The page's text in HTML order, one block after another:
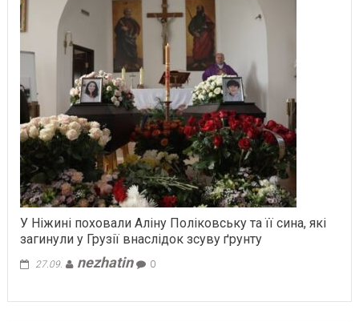
У Ніжині поховали Аліну Поліковську та її сина, які
загинули у Грузії внаслідок зсуву ґрунту
27.09. nezhatin 0